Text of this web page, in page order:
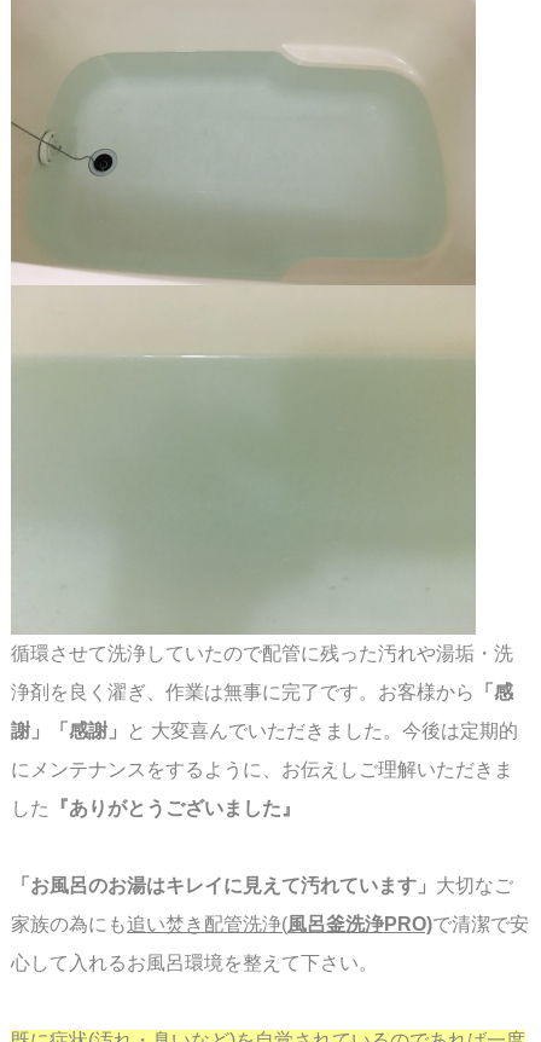
循環させて洗浄していたので配管に残った汚れや湯垢・洗
浄剤を良く濯ぎ、作業は無事に完了です。 お客様から
「感
謝」「感謝」
と 大変喜んでいただきました。 今後は定期的
にメンテナンスをするように、お伝えしご理解いただきま
した
『ありがとうございました』
「お風呂のお湯はキレイに見えて汚れています」 大切なご
家族の為にも追い焚き配管洗浄(風呂釜洗浄PRO)で清潔で安
心して入れるお風呂環境を整えて下さい。